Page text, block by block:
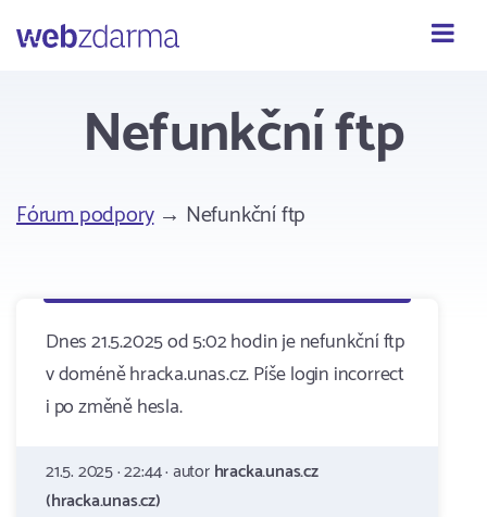
Webzdarma
Nefunkční ftp
Fórum podpory→ Nefunkční ftp
Dnes 21.5.2025 od 5:02 hodin je nefunkční ftp
v doméně hracka.unas.cz. Píše login incorrect
i po změně hesla.
21.5. 2025 · 22:44 · autorhracka.unas.cz
(hracka.unas.cz)